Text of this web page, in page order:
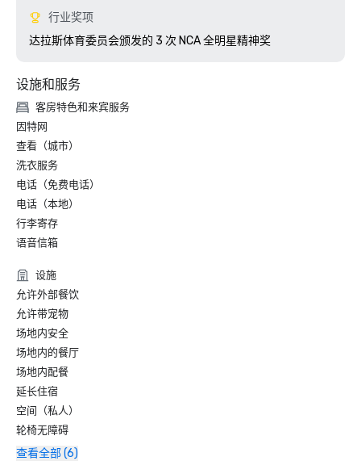
行业奖项
达拉斯体育委员会颁发的 3 次 NCA 全明星精神奖
设施和服务
客房特色和来宾服务
因特网
查看（城市）
洗衣服务
电话（免费电话）
电话（本地）
行李寄存
语音信箱
设施
允许外部餐饮
允许带宠物
场地内安全
场地内的餐厅
场地内配餐
延长住宿
空间（私人）
轮椅无障碍
查看全部 (6)